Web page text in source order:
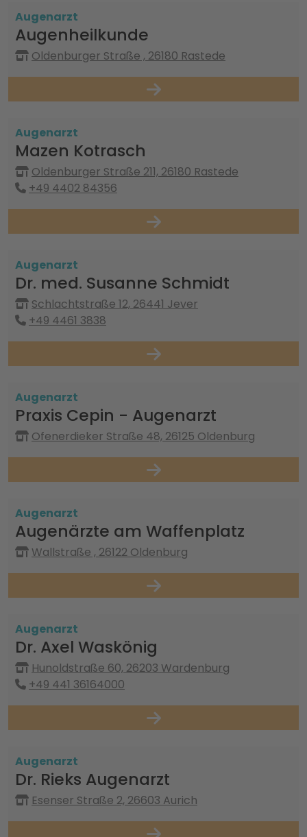
Augenarzt
Augenheilkunde
Oldenburger Straße , 26180 Rastede
Augenarzt
Mazen Kotrasch
Oldenburger Straße 211, 26180 Rastede
+49 4402 84356
Augenarzt
Dr. med. Susanne Schmidt
Schlachtstraße 12, 26441 Jever
+49 4461 3838
Augenarzt
Praxis Cepin - Augenarzt
Ofenerdieker Straße 48, 26125 Oldenburg
Augenarzt
Augenärzte am Waffenplatz
Wallstraße , 26122 Oldenburg
Augenarzt
Dr. Axel Waskönig
Hunoldstraße 60, 26203 Wardenburg
+49 441 36164000
Augenarzt
Dr. Rieks Augenarzt
Esenser Straße 2, 26603 Aurich